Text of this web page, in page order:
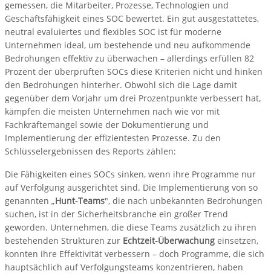
gemessen, die Mitarbeiter, Prozesse, Technologien und
Geschäftsfähigkeit eines SOC bewertet. Ein gut ausgestattetes,
neutral evaluiertes und flexibles SOC ist für moderne
Unternehmen ideal, um bestehende und neu aufkommende
Bedrohungen effektiv zu überwachen – allerdings erfüllen 82
Prozent der überprüften SOCs diese Kriterien nicht und hinken
den Bedrohungen hinterher. Obwohl sich die Lage damit
gegenüber dem Vorjahr um drei Prozentpunkte verbessert hat,
kämpfen die meisten Unternehmen nach wie vor mit
Fachkräftemangel sowie der Dokumentierung und
Implementierung der effizientesten Prozesse. Zu den
Schlüsselergebnissen des Reports zählen:
Die Fähigkeiten eines SOCs sinken, wenn ihre Programme nur
auf Verfolgung ausgerichtet sind. Die Implementierung von so
genannten „Hunt-Teams", die nach unbekannten Bedrohungen
suchen, ist in der Sicherheitsbranche ein großer Trend
geworden. Unternehmen, die diese Teams zusätzlich zu ihren
bestehenden Strukturen zur Echtzeit-Überwachung einsetzen,
konnten ihre Effektivität verbessern – doch Programme, die sich
hauptsächlich auf Verfolgungsteams konzentrieren, haben